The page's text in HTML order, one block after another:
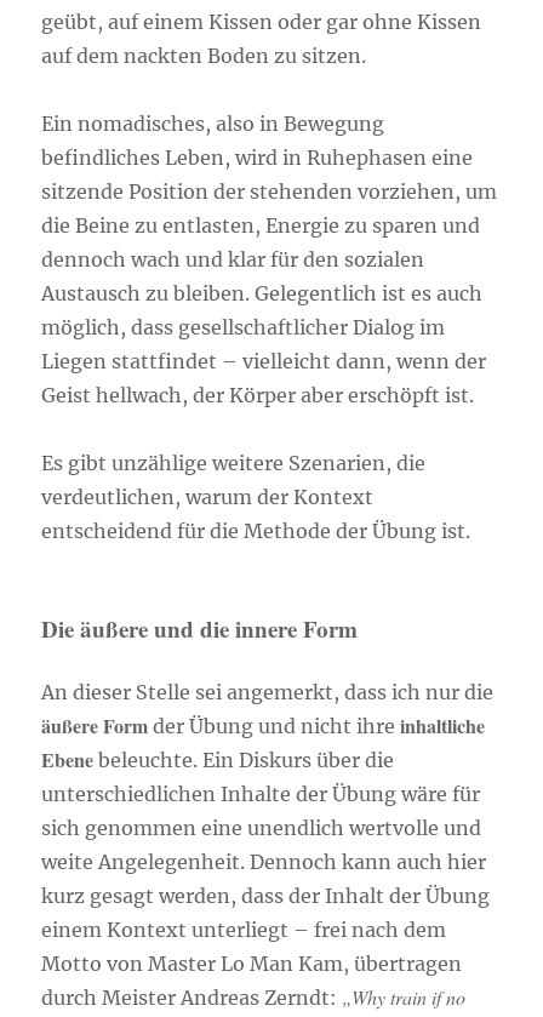
geübt, auf einem Kissen oder gar ohne Kissen
auf dem nackten Boden zu sitzen.
Ein nomadisches, also in Bewegung
befindliches Leben, wird in Ruhephasen eine
sitzende Position der stehenden vorziehen, um
die Beine zu entlasten, Energie zu sparen und
dennoch wach und klar für den sozialen
Austausch zu bleiben. Gelegentlich ist es auch
möglich, dass gesellschaftlicher Dialog im
Liegen stattfindet – vielleicht dann, wenn der
Geist hellwach, der Körper aber erschöpft ist.
Es gibt unzählige weitere Szenarien, die
verdeutlichen, warum der Kontext
entscheidend für die Methode der Übung ist.
Die äußere und die innere Form
An dieser Stelle sei angemerkt, dass ich nur die
äußere Form der Übung und nicht ihreinhaltliche
Ebene beleuchte. Ein Diskurs über die
unterschiedlichen Inhalte der Übung wäre für
sich genommen eine unendlich wertvolle und
weite Angelegenheit. Dennoch kann auch hier
kurz gesagt werden, dass der Inhalt der Übung
einem Kontext unterliegt – frei nach dem
Motto von Master Lo Man Kam, übertragen
durch Meister Andreas Zerndt: „Why train if no